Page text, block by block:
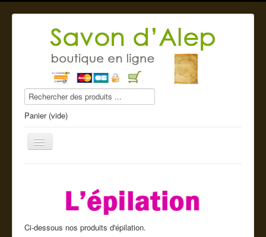
Panier (vide)
Savon d'Alep
Produits beauté
Ci-dessous nos produits d'épilation.